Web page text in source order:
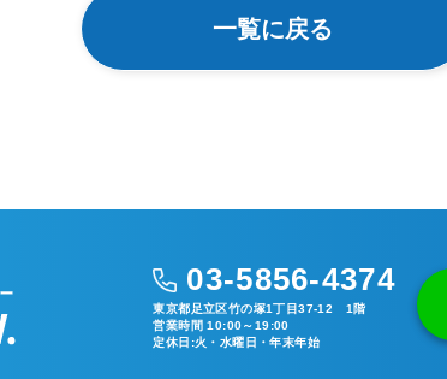
一覧に戻る
03-5856-4374
東京都足立区竹の塚1丁目37-12 1階
営業時間 10:00～19:00
定休日:火・水曜日・年末年始